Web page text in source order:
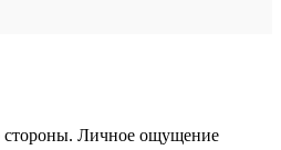
стороны. Личное ощущение